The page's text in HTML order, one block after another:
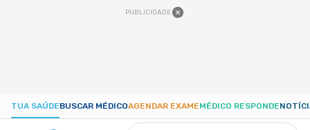
PUBLICIDADE
TUA SAÚDEBUSCAR MÉDICOAGENDAR EXAMEMÉDICO RESPONDE